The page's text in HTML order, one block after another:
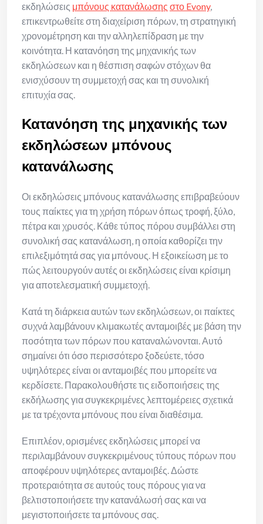
εκδηλώσεις μπόνους κατανάλωσης στο Evony,
επικεντρωθείτε στη διαχείριση πόρων, τη στρατηγική
χρονομέτρηση και την αλληλεπίδραση με την
κοινότητα. Η κατανόηση της μηχανικής των
εκδηλώσεων και η θέσπιση σαφών στόχων θα
ενισχύσουν τη συμμετοχή σας και τη συνολική
επιτυχία σας.
Κατανόηση της μηχανικής των
εκδηλώσεων μπόνους
κατανάλωσης
Οι εκδηλώσεις μπόνους κατανάλωσης επιβραβεύουν
τους παίκτες για τη χρήση πόρων όπως τροφή, ξύλο,
πέτρα και χρυσός. Κάθε τύπος πόρου συμβάλλει στη
συνολική σας κατανάλωση, η οποία καθορίζει την
επιλεξιμότητά σας για μπόνους. Η εξοικείωση με το
πώς λειτουργούν αυτές οι εκδηλώσεις είναι κρίσιμη
για αποτελεσματική συμμετοχή.
Κατά τη διάρκεια αυτών των εκδηλώσεων, οι παίκτες
συχνά λαμβάνουν κλιμακωτές ανταμοιβές με βάση την
ποσότητα των πόρων που καταναλώνονται. Αυτό
σημαίνει ότι όσο περισσότερο ξοδεύετε, τόσο
υψηλότερες είναι οι ανταμοιβές που μπορείτε να
κερδίσετε. Παρακολουθήστε τις ειδοποιήσεις της
εκδήλωσης για συγκεκριμένες λεπτομέρειες σχετικά
με τα τρέχοντα μπόνους που είναι διαθέσιμα.
Επιπλέον, ορισμένες εκδηλώσεις μπορεί να
περιλαμβάνουν συγκεκριμένους τύπους πόρων που
αποφέρουν υψηλότερες ανταμοιβές. Δώστε
προτεραιότητα σε αυτούς τους πόρους για να
βελτιστοποιήσετε την κατανάλωσή σας και να
μεγιστοποιήσετε τα μπόνους σας.